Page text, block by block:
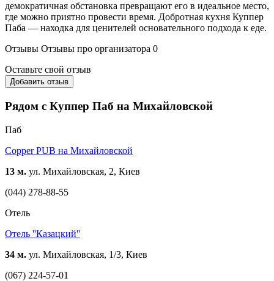
демократичная обстановка превращают его в идеальное место,
где можно приятно провести время. Добротная кухня Куппер
Паба — находка для ценителей основательного подхода к еде.
Отзывы Отзывы про организатора 0
Оставьте свой отзыв
Добавить отзыв
Рядом с Куппер Паб на Михайловской
Паб
Copper PUB на Михайловской
13 м. ул. Михайловская, 2, Киев
(044) 278-88-55
Отель
Отель ''Казацкий''
34 м. ул. Михайловская, 1/3, Киев
(067) 224-57-01